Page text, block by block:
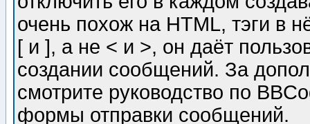
очень похож на HTML, тэги в
[ и ], а не < и >, он даёт
создании сообщений. За
смотрите руководство по
формы отправки сообщений.